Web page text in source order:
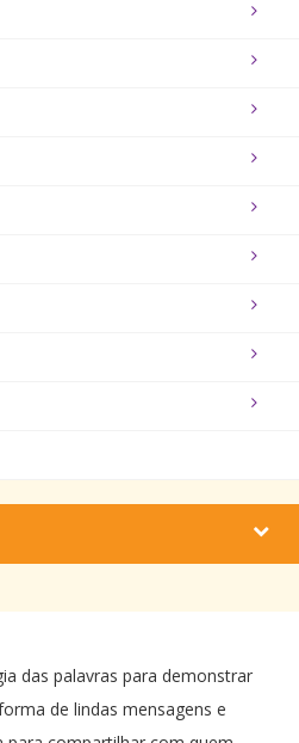
das palavras para demonstrar
de lindas mensagens e